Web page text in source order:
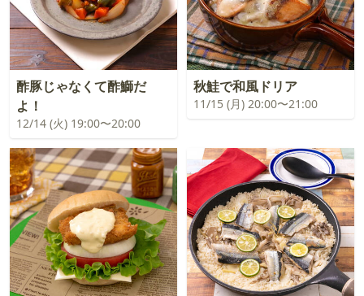
酢豚じゃなくて酢鰤だ
よ！
12/14 (火) 19:00〜20:00
秋鮭で和風ドリア
11/15 (月) 20:00〜21:00